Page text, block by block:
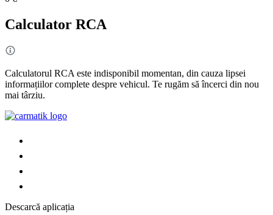
Calculator RCA
Calculatorul RCA este indisponibil momentan, din cauza lipsei
informațiilor complete despre vehicul. Te rugăm să încerci din nou
mai târziu.
Descarcă aplicația